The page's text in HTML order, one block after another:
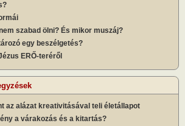
szabad ölni? És mikor muszáj?
egy beszélgetés?
ERŐ-teréről
az alázat kreativitásával teli életállapot
a várakozás és a kitartás?